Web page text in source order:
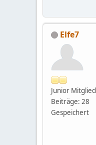
Elfe7
Junior Mitglied
Beiträge: 28
Gespeichert